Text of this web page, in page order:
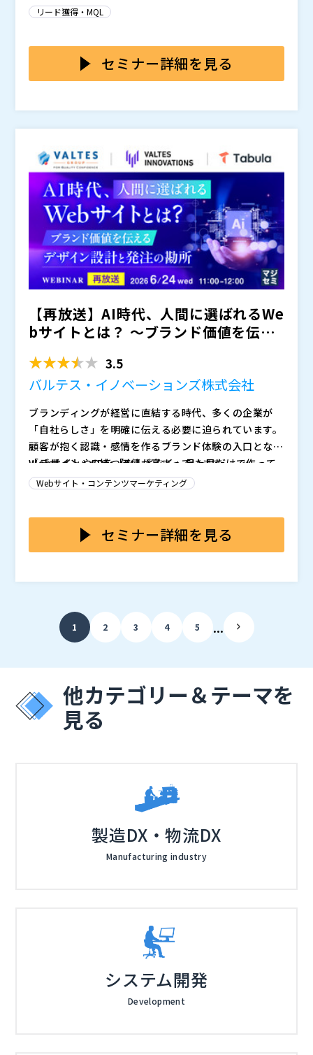
toBマーケティング担当者にとっては、従来の検索エン
広告、比較サイトは、生成AIが情報探索の中心となるに
を進めるようになり、従来型のデジタル広告や比較サイ
トの影響力は相対的に低下しています。結果として、マ
たな集客経路を模索せざるを得なくなっています。
新戦略を提示します。従来のSEOや広告施策が縮小する
一方で、信頼性のあるデータ基盤を持つメディアを活用
の価値が再評価されています。これらを組み合わせるこ
とで、AIが普及した時代においても確実に見込み顧客と
解説します。
マジセミ株式会社（）
※共催、協賛、協力、講演企業は将来的に追加、削除さ
リード獲得・MQL
セミナー詳細を見る
【再放送】AI時代、人間に選ばれるWe
bサイトとは？ 〜ブランド価値を伝え
3.5
バルテス・イノベーションズ株式会社
ブランディングが経営に直結する時代、多くの企業が
「自社らしさ」を明確に伝える必要に迫られています。
顧客が抱く認識・感情を作るブランド体験の入口となる
「デザイン」の持つ価値が高まっています。
WebサイトやLPを「なんとなく」見た目だけで作って
しまっていませんか？ AIの普及により制作自体は手軽
せません。ところが、戦略設計や情報整理のプロセスが
抜け落ちている企業がまだまだ多いのが実情です。
ン」を実現する情報設計の手法と、そこで使われるAIを
解説します。 前半では、ブランド戦略をデザインに落
理、情報設計、ビジュアル制作といった各工程における
hop AIなど）の活用方法を紹介します。 後半では、「F
igma Makeを用いたAI単独生成」と、「AIを活用し人
間が主導で設計する」２つのアウトプットを比較しどこ
軸を解説します。
せていただきます。
タビュラ株式会社（ ）
バルテス・ホールディングス株式会社（）
マジセミ株式会社（
Webサイト・コンテンツマーケティング
セミナー詳細を見る
1 2 3 4 5 ...
他カテゴリー＆テーマを
見る
製造DX・物流DX
Manufacturing industry
システム開発
Development